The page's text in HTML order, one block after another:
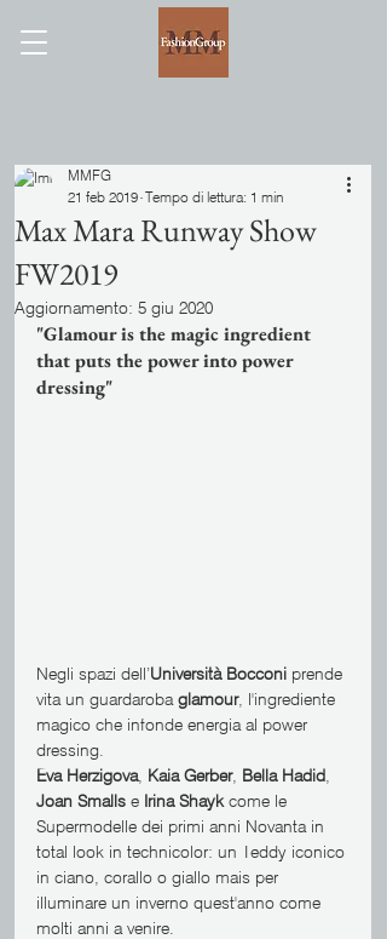
Max Mara Runway Show
FW2019
MMFG
21 feb 2019 Tempo di lettura: 1 min
Aggiornamento: 5 giu 2020
"Glamour is the magic ingredient
that puts the power into power
dressing"
Negli spazi dell’Università Bocconi prende
vita un guardaroba glamour, l'ingrediente
magico che infonde energia al power
dressing.
Eva Herzigova, Kaia Gerber, Bella Hadid
Joan Smalls e Irina Shayk come le
Supermodelle dei primi anni Novanta in
total look in technicolor: un Teddy iconico
in ciano, corallo o giallo mais per
illuminare un inverno quest'anno come
molti anni a venire.